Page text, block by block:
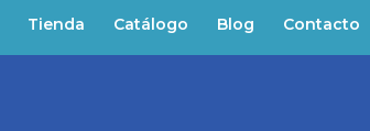
Tienda Catálogo Blog Contacto